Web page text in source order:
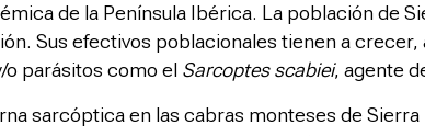
de la Península Ibérica. La población de
Sus efectivos poblacionales tienen a
parásitos como el Sarcoptes scabiei, agente
sarcóptica en las cabras monteses de